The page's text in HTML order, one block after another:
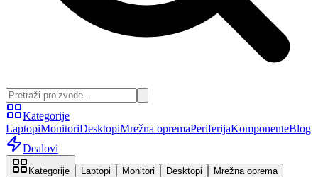
Kategorije
LaptopiMonitoriDesktopiMrežna opremaPeriferijaKomponenteBlog
Dealovi
Kategorije Laptopi Monitori Desktopi
Mrežna oprema